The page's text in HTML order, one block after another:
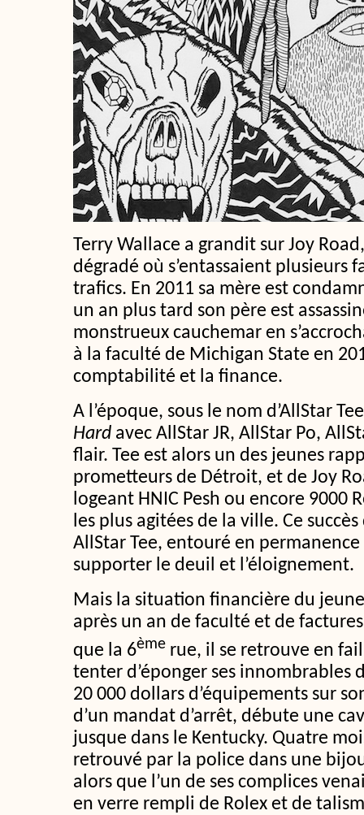
Terry Wallace a grandit sur Joy
dégradé où s’entassaient plusieurs
trafics. En 2011 sa mère est
un an plus tard son père est
monstrueux cauchemar en
à la faculté de Michigan State en
comptabilité et la finance.
A l’époque, sous le nom d’AllStar
Hard avec AllStar JR, AllStar Po,
flair. Tee est alors un des jeunes
prometteurs de Détroit, et de Joy
logeant HNIC Pesh ou encore 9000
les plus agitées de la ville. Ce
AllStar Tee, entouré en permanence
supporter le deuil et l’éloignement.
Mais la situation financière du
après un an de faculté et de
que la 6ème rue, il se retrouve en
tenter d’éponger ses innombrables
20 000 dollars d’équipements sur
d’un mandat d’arrêt, débute une
jusque dans le Kentucky. Quatre
retrouvé par la police dans une
alors que l’un de ses complices
en verre rempli de Rolex et de